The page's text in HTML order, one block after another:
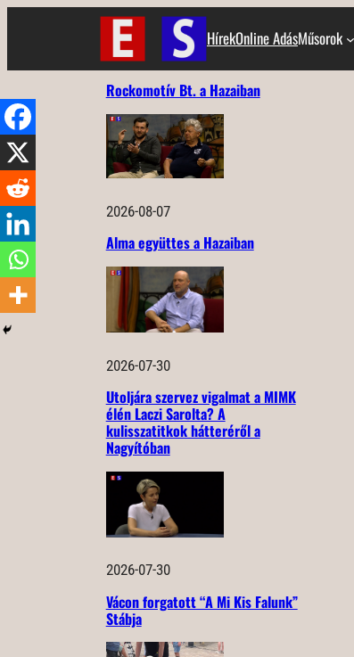
HírekOnline AdásMűsorok
Rockomotív Bt. a Hazaiban
2026-08-07
Alma együttes a Hazaiban
2026-07-30
Utoljára szervez vigalmat a MIMK
élén Laczi Sarolta? A
kulisszatitkok hátteréről a
Nagyítóban
2026-07-30
Vácon forgatott “A Mi Kis Falunk”
Stábja